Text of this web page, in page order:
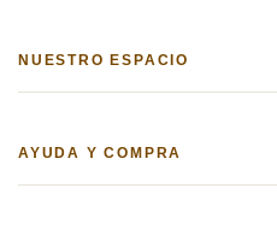
NUESTRO ESPACIO
AYUDA Y COMPRA